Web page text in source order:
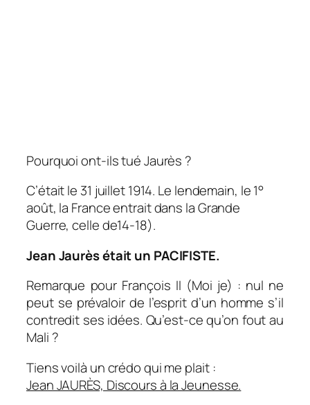
Pourquoi ont-ils tué Jaurès ?
C’était le 31 juillet 1914. Le lendemain, le 1°
août, la France entrait dans la Grande
Guerre, celle de14-18).
Jean Jaurès était un PACIFISTE.
Remarque pour François II (Moi je) : nul ne
peut se prévaloir de l’esprit d’un homme s’il
contredit ses idées. Qu’est-ce qu’on fout au
Mali ?
Tiens voilà un crédo qui me plait :
Jean JAURÈS, Discours à la Jeunesse.